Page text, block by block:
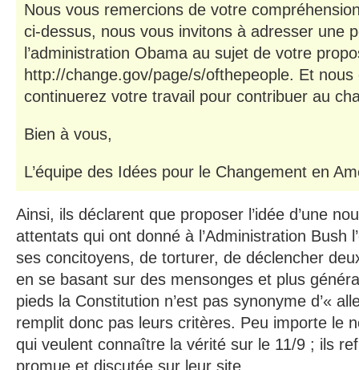
Nous vous remercions de votre
ci-dessus, nous vous invitons à adresser une
l’administration Obama au sujet de votre
http://change.gov/page/s/ofthepeople. Et
continuerez votre travail pour contribuer au
Bien à vous,
L’équipe des Idées pour le Changement en
Ainsi, ils déclarent que proposer l’idée d’une
attentats qui ont donné à l’Administration Bush
ses concitoyens, de torturer, de déclencher
en se basant sur des mensonges et plus
pieds la Constitution n’est pas synonyme d’«
remplit donc pas leurs critères. Peu importe le
qui veulent connaître la vérité sur le 11/9 ; ils
promue et discutée sur leur site.